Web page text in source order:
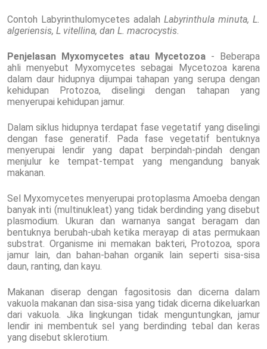
Contoh Labyrinthulomycetes adalah Labyrinthula minuta, L.
algeriensis, L vitellina, dan L. macrocystis.
Penjelasan Myxomycetes atau Mycetozoa - Beberapa
ahli menyebut Myxomycetes sebagai Mycetozoa karena
dalam daur hidupnya dijumpai tahapan yang serupa dengan
kehidupan Protozoa, diselingi dengan tahapan yang
menyerupai kehidupan jamur.
Dalam siklus hidupnya terdapat fase vegetatif yang diselingi
dengan fase generatif. Pada fase vegetatif bentuknya
menyerupai lendir yang dapat berpindah-pindah dengan
menjulur ke tempat-tempat yang mengandung banyak
makanan.
Sel Myxomycetes menyerupai protoplasma Amoeba dengan
banyak inti (multinukleat) yang tidak berdinding yang disebut
plasmodium. Ukuran dan warnanya sangat beragam dan
bentuknya berubah-ubah ketika merayap di atas permukaan
substrat. Organisme ini memakan bakteri, Protozoa, spora
jamur lain, dan bahan-bahan organik lain seperti sisa-sisa
daun, ranting, dan kayu.
Makanan diserap dengan fagositosis dan dicerna dalam
vakuola makanan dan sisa-sisa yang tidak dicerna dikeluarkan
dari vakuola. Jika lingkungan tidak menguntungkan, jamur
lendir ini membentuk sel yang berdinding tebal dan keras
yang disebut sklerotium.